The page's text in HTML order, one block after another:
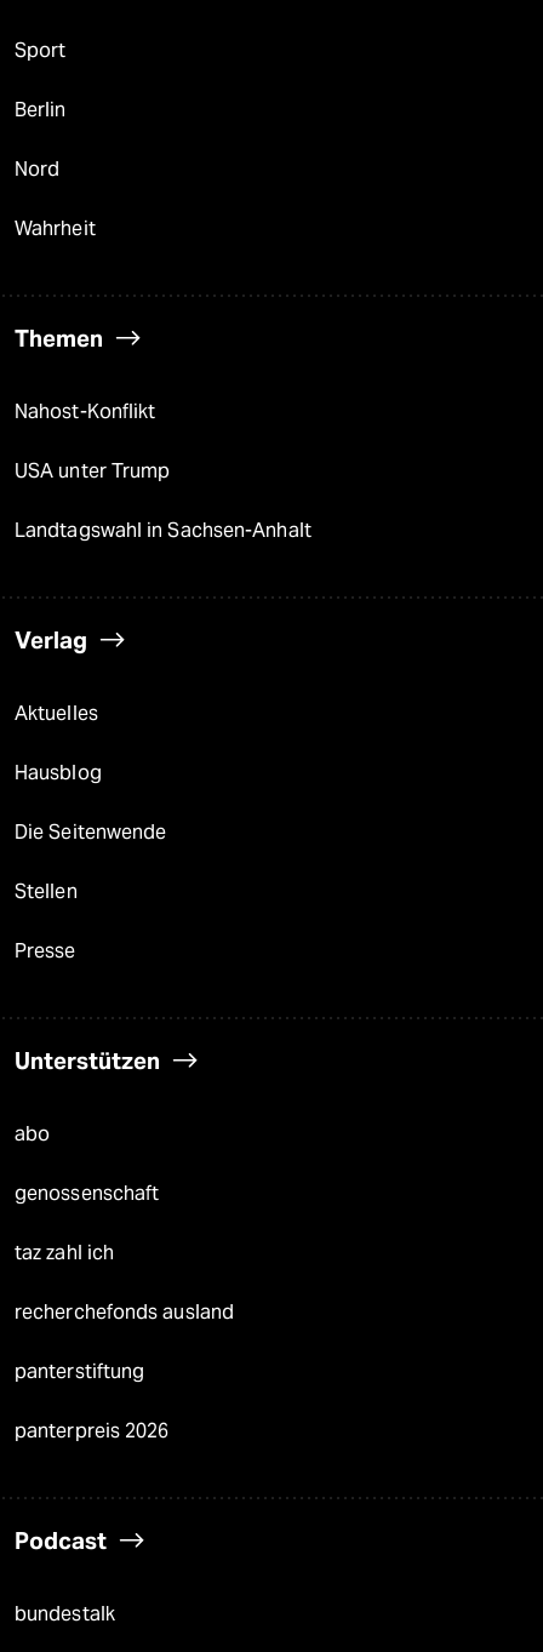
Sport
Berlin
Nord
Wahrheit
Themen
Nahost-Konflikt
USA unter Trump
Landtagswahl in Sachsen-Anhalt
Verlag
Aktuelles
Hausblog
Die Seitenwende
Stellen
Presse
Unterstützen
abo
genossenschaft
taz zahl ich
recherchefonds ausland
panterstiftung
panterpreis 2026
Podcast
bundestalk